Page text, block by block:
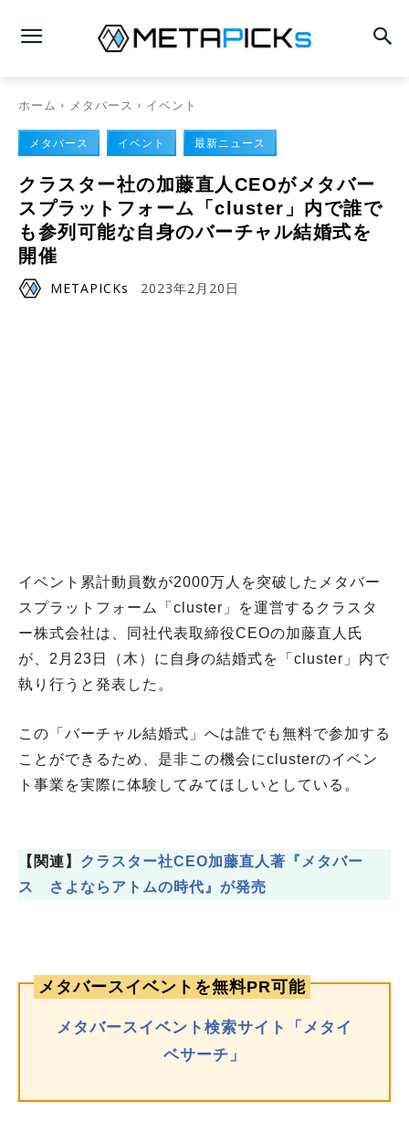
ホーム メタバース イベント
メタバース イベント 最新ニュース
クラスター社の加藤直人CEOがメタバー
スプラットフォーム「cluster」内で誰で
も参列可能な自身のバーチャル結婚式を
開催
METAPICKs 2023年2月20日
イベント累計動員数が2000万人を突破したメタバー
スプラットフォーム「cluster」を運営するクラスタ
ー株式会社は、同社代表取締役CEOの加藤直人氏
が、2月23日（木）に自身の結婚式を「cluster」内で
執り行うと発表した。
この「バーチャル結婚式」へは誰でも無料で参加する
ことができるため、是非この機会にclusterのイベン
ト事業を実際に体験してみてほしいとしている。
【関連】 クラスター社CEO加藤直人著『メタバー
ス さよならアトムの時代』が発売
メタバースイベントを無料PR可能
メタバースイベント検索サイト「メタイ
ベサーチ」